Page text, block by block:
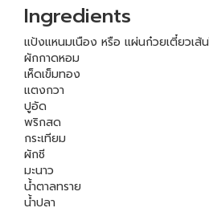
Ingredients
แป้งแหนมเนือง หรือ แผ่นก๋วยเตี๋ยวเส้
ผักกาดหอม
เห็ดเข็มทอง
แตงกวา
ปูอัด
พริกสด
กระเทียม
ผักชี
มะนาว
น้ำตาลทราย
น้ำปลา